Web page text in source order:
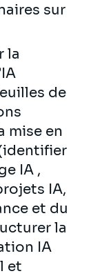
sur
la
de
mise en
IA ,
IA,
et du
la
IA
et